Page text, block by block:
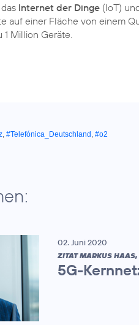
Internet der Dinge (IoT)
auf einer Fläche von einem
Million Geräte.
, #Telefónica_Deutschland , #o2
02. Juni 2020
ZITAT MARKUS HAAS,
5G-